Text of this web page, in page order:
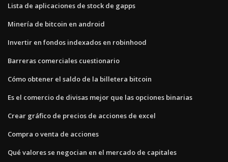
Lista de aplicaciones de stock de gapps
Minería de bitcoin en android
Invertir en fondos indexados en robinhood
Barreras comerciales cuestionario
Cómo obtener el saldo de la billetera bitcoin
Es el comercio de divisas mejor que las opciones binarias
Crear gráfico de precios de acciones de excel
Compra o venta de acciones
Qué valores se negocian en el mercado de capitales